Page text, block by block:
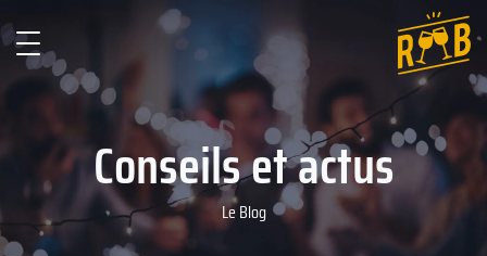
Conseils et actus
Le Blog